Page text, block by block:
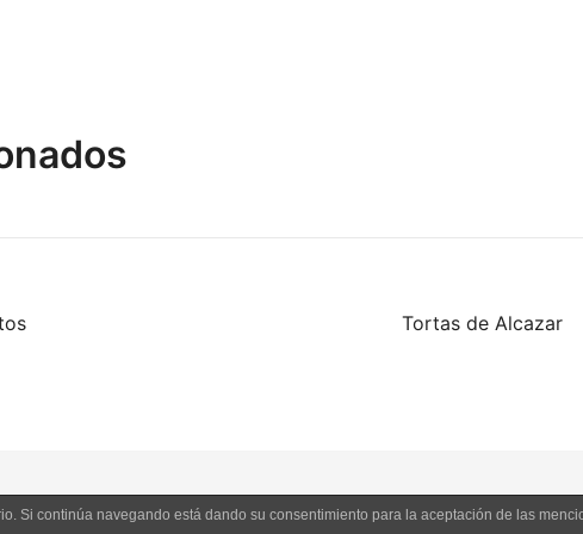
Tortas de Alcazar
Si continúa navegando está dando su consentimiento para la aceptación de las